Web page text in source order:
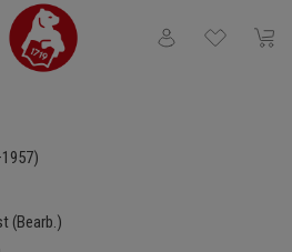
Du hast 0
(Bearb.)